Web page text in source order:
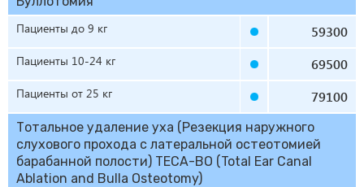
Пациенты до 9 кг
59300
Пациенты 10-24 кг 69500
Пациенты от 25 кг 79100
Тотальное удаление уха (Резекция наружного
слухового прохода с латеральной остеотомией
барабанной полости) TECA-BO (Total Ear Canal
Ablation and Bulla Osteotomy)